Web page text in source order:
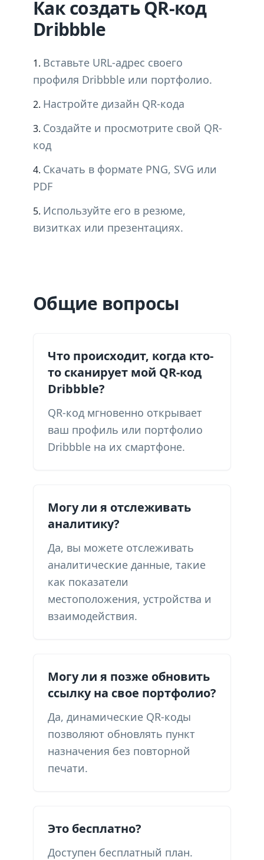
Как создать QR-код
Dribbble
Вставьте URL-адрес своего
профиля Dribbble или портфолио.
Настройте дизайн QR-кода
Создайте и просмотрите свой QR-
код
Скачать в формате PNG, SVG или
PDF
Используйте его в резюме,
визитках или презентациях.
Общие вопросы
Что происходит, когда кто-
то сканирует мой QR-код
Dribbble?
QR-код мгновенно открывает
ваш профиль или портфолио
Dribbble на их смартфоне.
Могу ли я отслеживать
аналитику?
Да, вы можете отслеживать
аналитические данные, такие
как показатели
местоположения, устройства и
взаимодействия.
Могу ли я позже обновить
ссылку на свое портфолио?
Да, динамические QR-коды
позволяют обновлять пункт
назначения без повторной
печати.
Это бесплатно?
Доступен бесплатный план.